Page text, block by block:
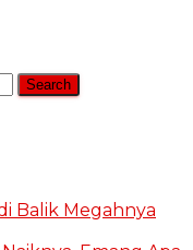
Balik Megahnya